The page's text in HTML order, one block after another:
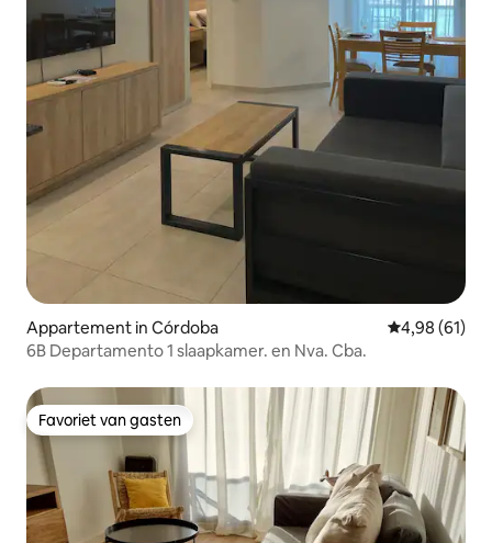
Appartement in Córdoba Gemiddelde
4,98 (61)
6B Departamento 1 slaapkamer. en Nva. Cba.
Favoriet van gasten
Favoriet van gasten